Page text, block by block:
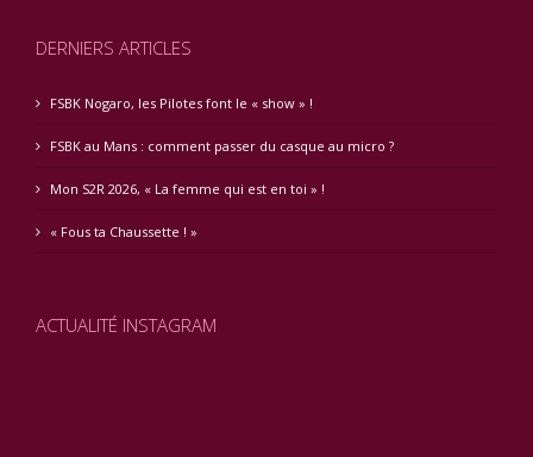
DERNIERS ARTICLES
FSBK Nogaro, les Pilotes font le « show » !
FSBK au Mans : comment passer du casque au micro ?
Mon S2R 2026, « La femme qui est en toi » !
« Fous ta Chaussette ! »
ACTUALITÉ INSTAGRAM